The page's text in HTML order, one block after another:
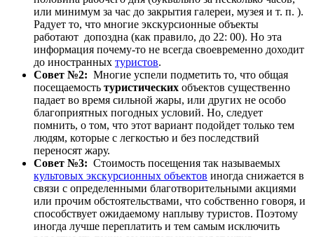
или минимум за час до закрытия галереи, музея и т. п. ).
Радует то, что многие экскурсионные объекты
работают допоздна (как правило, до 22: 00). Но эта
информация почему-то не всегда своевременно доходит
до иностранных туристов.
Совет №2: Многие успели подметить то, что общая
посещаемость туристических объектов существенно
падает во время сильной жары, или других не особо
благоприятных погодных условий. Но, следует
помнить, о том, что этот вариант подойдет только тем
людям, которые с легкостью и без последствий
переносят жару.
Совет №3: Стоимость посещения так называемых
культовых экскурсионных объектов иногда снижается в
связи с определенными благотворительными акциями
или прочим обстоятельствами, что собственно говоря, и
способствует ожидаемому наплыву туристов. Поэтому
иногда лучше переплатить и тем самым исключить